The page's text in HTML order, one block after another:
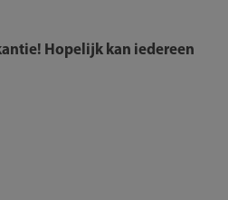
Hopelijk kan iedereen